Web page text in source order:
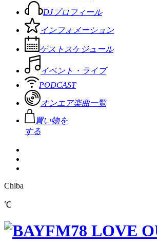
DJプロフィール
インフォメーション
ゲストスケジュール
イベント・ライブ
PODCAST
オンエア楽曲一覧
買い物を
する
Chiba
℃